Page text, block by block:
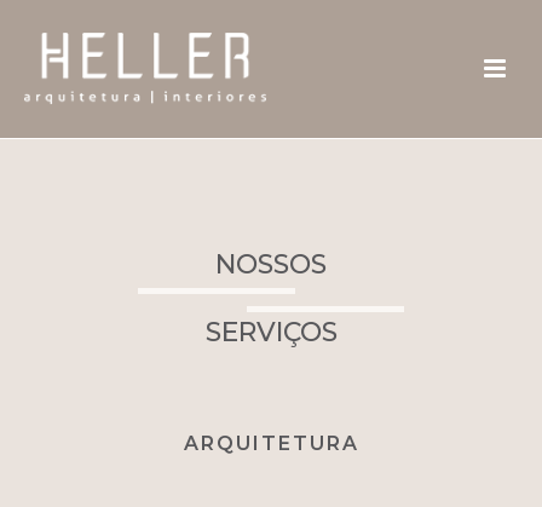
NOSSOS
SERVIÇOS
ARQUITETURA